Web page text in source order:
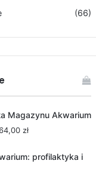
(66)
Magazynu Akwarium
złZakres
odprofilaktyka i